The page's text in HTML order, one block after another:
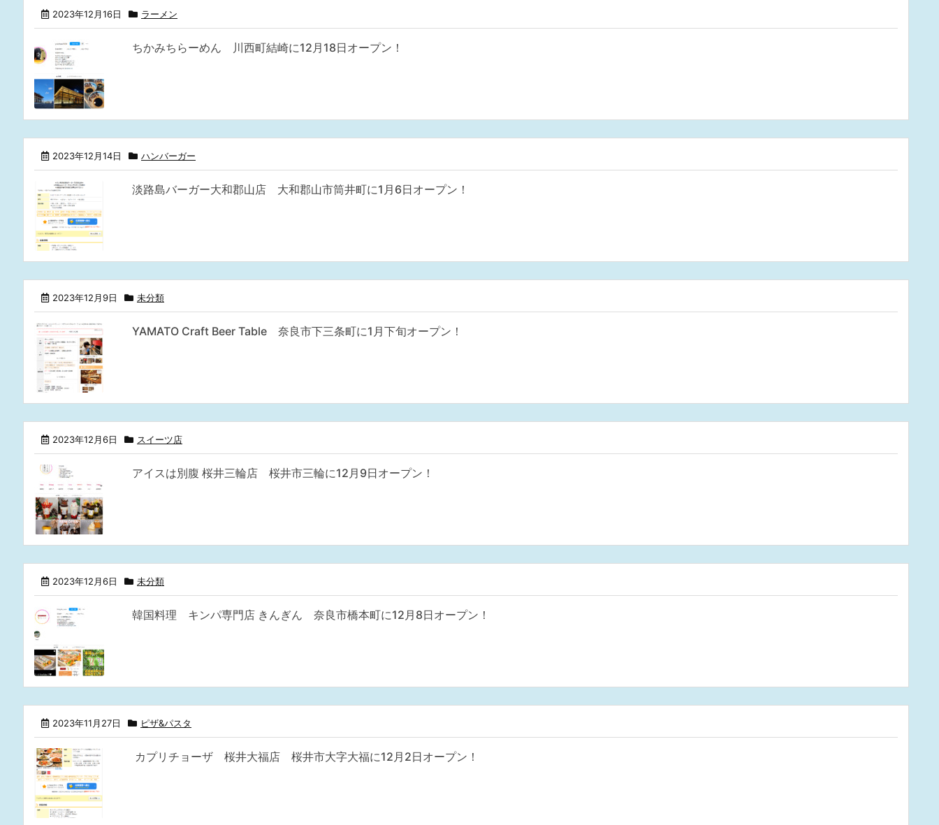
2023年12月16日 ラーメン
ちかみちらーめん 川西町結崎に12月18日オープン！
2023年12月14日 ハンバーガー
淡路島バーガー大和郡山店 大和郡山市筒井町に1月6日オープン！
2023年12月9日 未分類
YAMATO Craft Beer Table 奈良市下三条町に1月下旬オープン！
2023年12月6日 スイーツ店
アイスは別腹 桜井三輪店 桜井市三輪に12月9日オープン！
2023年12月6日 未分類
韓国料理 キンパ専門店 きんぎん 奈良市橋本町に12月8日オープン！
2023年11月27日 ピザ&パスタ
カプリチョーザ 桜井大福店 桜井市大字大福に12月2日オープン！